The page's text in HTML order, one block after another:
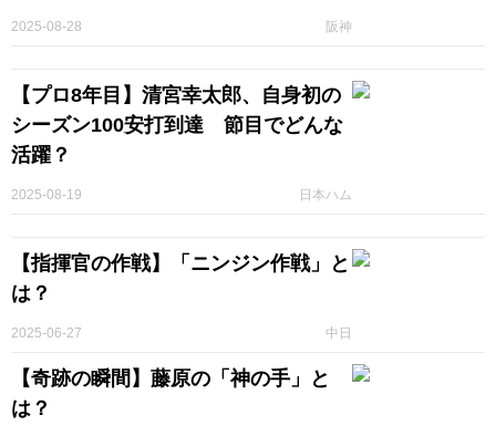
阪神
2025-08-28
【プロ8年目】清宮幸太郎、自身初の
シーズン100安打到達 節目でどんな
活躍？
日本ハム
2025-08-19
【指揮官の作戦】「ニンジン作戦」と
は？
中日
2025-06-27
【奇跡の瞬間】藤原の「神の手」と
は？